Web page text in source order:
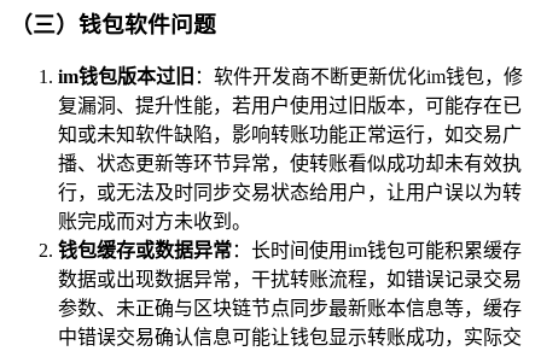
（三）钱包软件问题
im钱包版本过旧 ：软件开发商不断更新优化im钱包，修
复漏洞、提升性能，若用户使用过旧版本，可能存在已
知或未知软件缺陷，影响转账功能正常运行，如交易广
播、状态更新等环节异常，使转账看似成功却未有效执
行，或无法及时同步交易状态给用户，让用户误以为转
账完成而对方未收到。
钱包缓存或数据异常：长时间使用im钱包可能积累缓存
数据或出现数据异常，干扰转账流程，如错误记录交易
参数、未正确与区块链节点同步最新账本信息等，缓存
中错误交易确认信息可能让钱包显示转账成功，实际交